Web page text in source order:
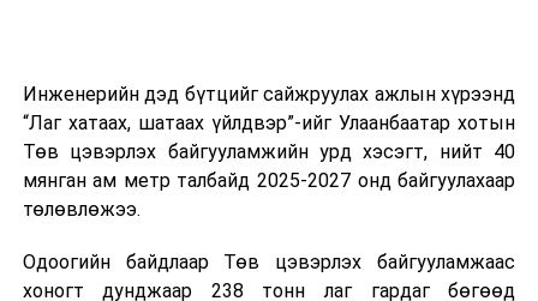
Инженерийн дэд бүтцийг сайжруулах ажлын хүрээнд
“Лаг хатаах, шатаах үйлдвэр”-ийг Улаанбаатар хотын
Төв цэвэрлэх байгууламжийн урд хэсэгт, нийт 40
мянган ам метр талбайд 2025-2027 онд байгуулахаар
төлөвлөжээ.
Одоогийн байдлаар Төв цэвэрлэх байгууламжаас
хоногт дунджаар 238 тонн лаг гардаг бөгөөд